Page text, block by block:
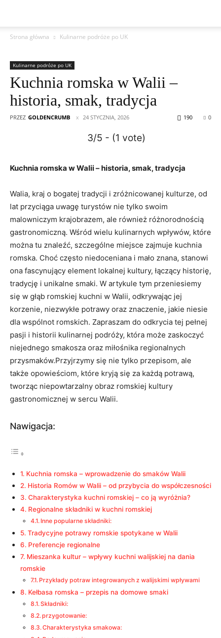
Strona główna Kulinarne podróże po UK
Kulinarne podróże po UK
Kuchnia romska w Walii –
historia, smak, tradycja
PRZEZ GOLDENCRUMB 24 STYCZNIA, 2026 0
190
3/5 - (1 vote)
Kuchnia romska w Walii – historia, smak, tradycja
Walia, kraj o bogatej tradycji i zróżnicowanej kulturze, od
lat przyciąga uwagę turystów nie tylko swoim
malowniczym krajobrazem, ale również różnorodnością
gastronomiczną. Wśród wielu kulinarnych wpływów, które
można tu znaleźć, szczególne miejsce zajmuje kuchnia
romska. Choć często niedoceniana i mało znana, stanowi
ona fascynujący element lokalnej kultury, łączący historię,
tradycję i unikalne smaki. W artykule tym przeniesiemy
się w głąb romskiej kuchni w Walii, odkrywając jej
korzenie, niezwykłe potrawy oraz znaczenie, jakie niesie
dla wspólnot romskich. Zapraszam do odkrycia tej pełnej
pasji i historii kulinarnej podróży, która może zaskoczyć
niejednego smakosza oraz miłośnika regionalnych
przysmaków.Przyjrzymy się nie tylko przepisom, ale
także opowieściom, które kryją się za każdą potrawą,
tworząc niepowtarzalny obraz romskiej kultury
gastronomicznej w sercu Walii.
Nawigacja:
Kuchnia romska – wprowadzenie do smaków Walii
Historia Romów w Walii – od przybycia do współczesności
Charakterystyka kuchni romskiej – co ją wyróżnia?
Regionalne składniki w kuchni romskiej
Inne popularne składniki:
Tradycyjne potrawy romskie spotykane w Walii
Preferencje regionalne
Mieszanka kultur – wpływy kuchni walijskiej na dania
romskie
Przykłady potraw integrowanych z walijskimi wpływami
Kełbasa romska – przepis na domowe smaki
Składniki:
przygotowanie:
Charakterystyka smakowa: